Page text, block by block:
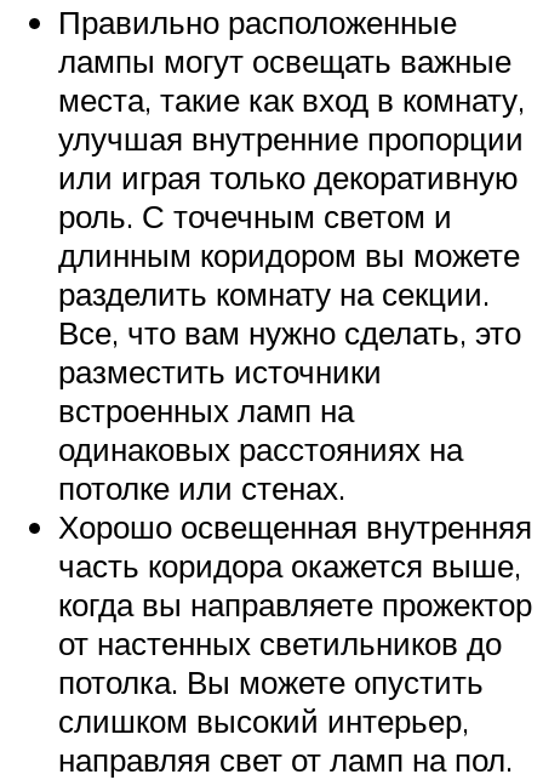
Правильно расположенные
лампы могут освещать важные
места, такие как вход в комнату,
улучшая внутренние пропорции
или играя только декоративную
роль. С точечным светом и
длинным коридором вы можете
разделить комнату на секции.
Все, что вам нужно сделать, это
разместить источники
встроенных ламп на
одинаковых расстояниях на
потолке или стенах.
Хорошо освещенная внутренняя
часть коридора окажется выше,
когда вы направляете прожектор
от настенных светильников до
потолка. Вы можете опустить
слишком высокий интерьер,
направляя свет от ламп на пол.